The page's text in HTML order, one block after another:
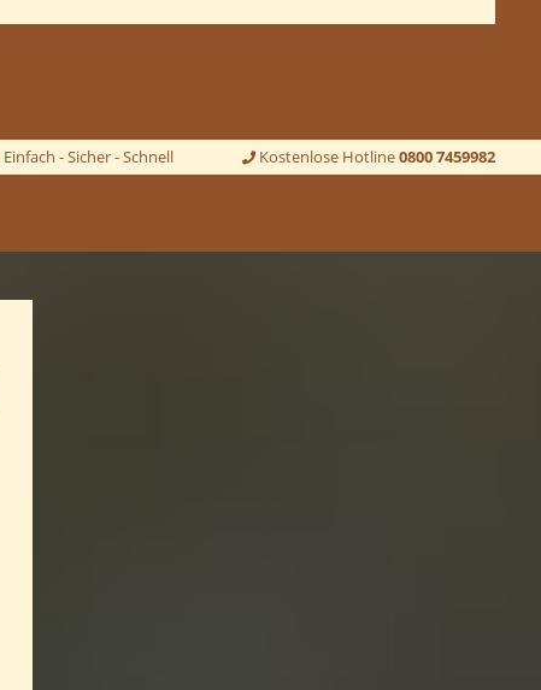
Einfach - Sicher - Schnell Kostenlose Hotline0800 7459982